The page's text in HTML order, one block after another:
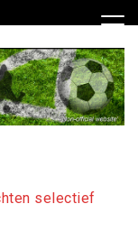
selectief